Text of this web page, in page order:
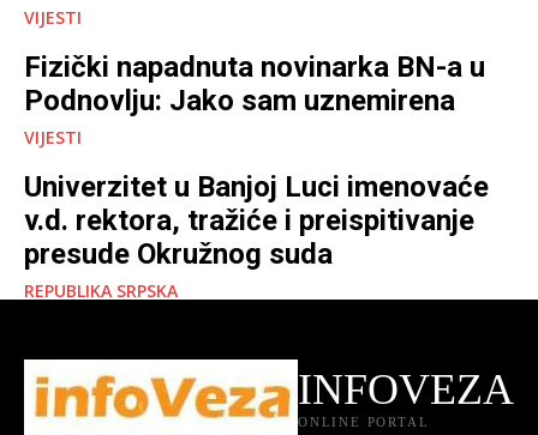
VIJESTI
Fizički napadnuta novinarka BN-a u
Podnovlju: Jako sam uznemirena
VIJESTI
Univerzitet u Banjoj Luci imenovaće
v.d. rektora, tražiće i preispitivanje
presude Okružnog suda
REPUBLIKA SRPSKA
INFOVEZA
ONLINE PORTAL